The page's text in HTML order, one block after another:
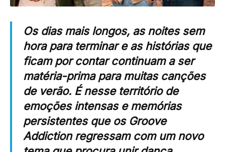
Os dias mais longos, as noites sem
hora para terminar e as histórias que
ficam por contar continuam a ser
matéria-prima para muitas canções
de verão. É nesse território de
emoções intensas e memórias
persistentes que os Groove
Addiction regressam com um novo